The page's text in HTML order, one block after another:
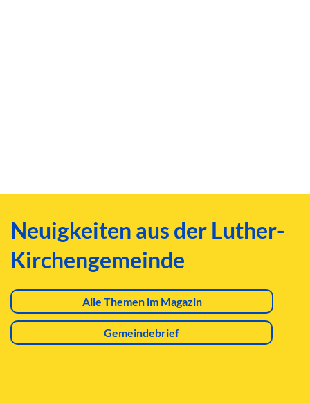
Neuigkeiten aus der Luther-
Kirchengemeinde
Alle Themen im Magazin
Gemeindebrief